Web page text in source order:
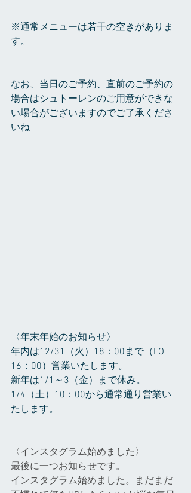
※通常メニューは若干の空きがありま
す。
なお、当日のご予約、直前のご予約の
場合はシュトーレンのご用意ができな
い場合がございますのでご了承くださ
いね
〈年末年始のお知らせ〉
年内は12/31（火）18：00まで（LO
16：00）営業いたします。
新年は1/1～3（金）まで休み。
1/4（土）10：00から通常通り営業い
たします。
〈インスタグラム始めました〉
最後に一つお知らせです。
インスタグラム始めました。まだまだ